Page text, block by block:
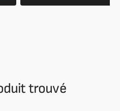
trouvé